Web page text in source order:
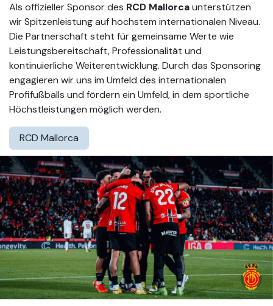
Als offizieller Sponsor des RCD Mallorcaunterstützen
wir Spitzenleistung auf höchstem internationalen Niveau.
Die Partnerschaft steht für gemeinsame Werte wie
Leistungsbereitschaft, Professionalität und
kontinuierliche Weiterentwicklung. Durch das Sponsoring
engagieren wir uns im Umfeld des internationalen
Profifußballs und fördern ein Umfeld, in dem sportliche
Höchstleistungen möglich werden.
RCD Mallorca